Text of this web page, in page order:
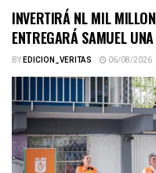
INVERTIRÁ NL MIL
ENTREGARÁ SAMUEL
BYEDICION_VERITAS 06/08/2026